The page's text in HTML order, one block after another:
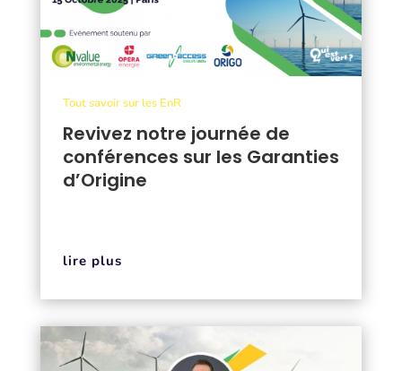
Revivez notre journée de
conférences sur les Garanties
d’Origine
Tout savoir sur les EnR
lire plus